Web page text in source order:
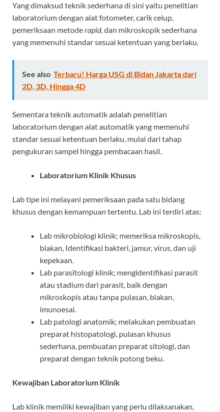
Yang dimaksud teknik sederhana di sini yaitu penelitian
laboratorium dengan alat fotometer, carik celup,
pemeriksaan metoderapid, dan mikroskopik sederhana
yang memenuhi standar sesuai ketentuan yang berlaku.
See also Terbaru! Harga USG di Bidan Jakarta dari
2D, 3D, Hingga 4D
Sementara teknik automatik adalah penelitian
laboratorium dengan alat automatik yang memenuhi
standar sesuai ketentuan berlaku, mulai dari tahap
pengukuran sampel hingga pembacaan hasil.
Laboratorium Klinik Khusus
Lab tipe ini melayani pemeriksaan pada satu bidang
khusus dengan kemampuan tertentu. Lab ini terdiri atas:
Lab mikrobiologi klinik; memeriksa mikroskopis,
biakan, Identifikasi bakteri, jamur, virus, dan uji
kepekaan.
Lab parasitologi klinik; mengidentifikasi parasit
atau stadium dari parasit, baik dengan
mikroskopis atau tanpa pulasan, biakan,
imunoesai.
Lab patologi anatomik; melakukan pembuatan
preparat histopatologi, pulasan khusus
sederhana, pembuatan preparat sitologi, dan
preparat dengan teknik potong beku.
Kewajiban Laboratorium Klinik
Lab klinik memiliki kewajiban yang perlu dilaksanakan,